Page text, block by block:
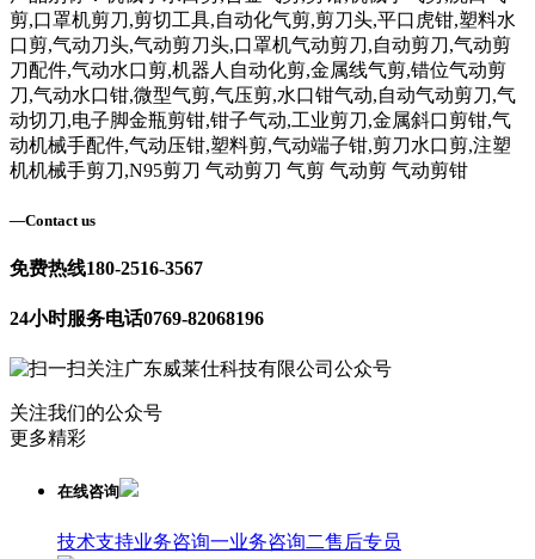
剪,口罩机剪刀,剪切工具,自动化气剪,剪刀头,平口虎钳,塑料水
口剪,气动刀头,气动剪刀头,口罩机气动剪刀,自动剪刀,气动剪
刀配件,气动水口剪,机器人自动化剪,金属线气剪,错位气动剪
刀,气动水口钳,微型气剪,气压剪,水口钳气动,自动气动剪刀,气
动切刀,电子脚金瓶剪钳,钳子气动,工业剪刀,金属斜口剪钳,气
动机械手配件,气动压钳,塑料剪,气动端子钳,剪刀水口剪,注塑
机机械手剪刀,N95剪刀 气动剪刀 气剪 气动剪 气动剪钳
—Contact us
免费热线180-2516-3567
24小时服务电话0769-82068196
关注我们的公众号
更多精彩
在线咨询
技术支持业务咨询一业务咨询二售后专员